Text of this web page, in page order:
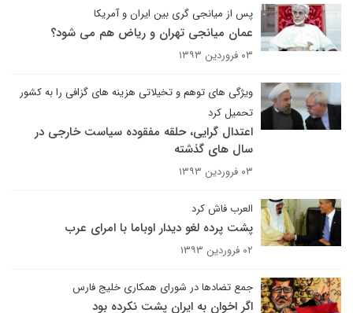
پس از میانجی گری بین ایران و آمریکا
عمان میانجی تهران و ریاض هم می شود؟
۰۳ فروردین ۱۳۹۳
ویژگی های توهم و تخیلاتی هزینه های گزافی را به کشور
تحمیل کرد
اعتدال گرایی، حلقه مفقوده سیاست خارجی در
سال های گذشته
۰۳ فروردین ۱۳۹۳
العرب فاش کرد
پشت پرده لغو دیدار اوباما با امرای عرب
۰۲ فروردین ۱۳۹۳
جمع تضادها در شورای همکاری خلیج فارس
اگر اخوان به ایران پشت نکرده بود